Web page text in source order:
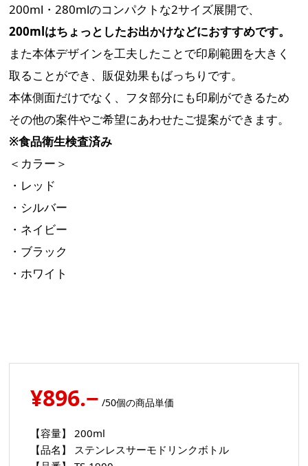
200ml・280mlのコンパクトな2サイズ展開で、
200mlはちょっとしたお出かけなどにおすすめです。
また本体デザインを工夫したことで印刷範囲を大きく
取ることができ、販促効果もばっちりです。
本体側面だけでなく、フタ部分にも印刷ができるため
その他の案件やご希望にあわせたご提案ができます。
※食品衛生検査済み
＜カラー＞
・レッド
・シルバー
・ネイビー
・ブラック
・ホワイト
¥896.− /50個の商品単価
【容量】
200ml
【品名】
ステンレスサーモドリンクボトル